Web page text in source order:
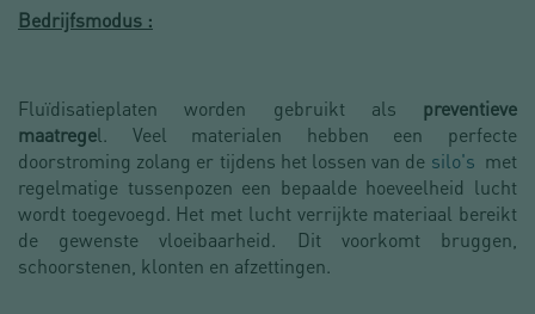
Bedrijfsmodus :
Fluïdisatieplaten worden gebruikt als preventieve
maatregel. Veel materialen hebben een perfecte
doorstroming zolang er tijdens het lossen van de silo's met
regelmatige tussenpozen een bepaalde hoeveelheid lucht
wordt toegevoegd. Het met lucht verrijkte materiaal bereikt
de gewenste vloeibaarheid. Dit voorkomt bruggen,
schoorstenen, klonten en afzettingen.